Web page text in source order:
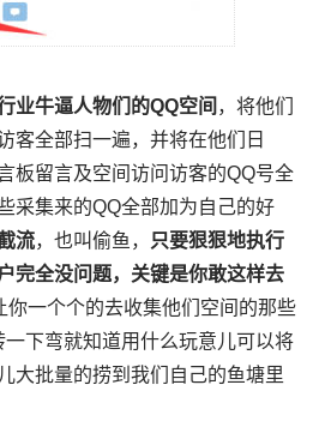
业牛逼人物们的QQ空间 ，将他们
客全部扫一遍，并将在他们日
板留言及空间访问访客的QQ号全
采集来的QQ全部加为自己的好
流，也叫偷鱼， 只要狠狠地执行
完全没问题，关键是你敢这样去
你一个个的去收集他们空间的那些
下弯就知道用什么玩意儿可以将
大批量的捞到我们自己的鱼塘里